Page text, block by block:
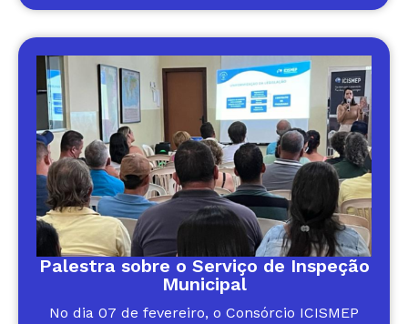
Palestra sobre o Serviço de Inspeção
Municipal
No dia 07 de fevereiro, o Consórcio ICISMEP